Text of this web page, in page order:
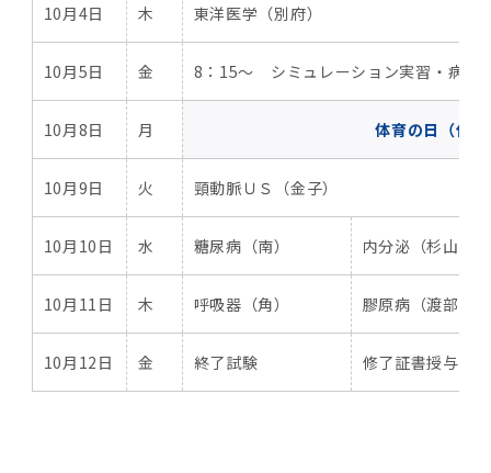
10月4日 木 東洋医学（別府）
10月5日 金 8：15～ シミュレーション実習・病
10月8日 月 体育の日（休
10月9日 火 頸動脈ＵＳ（金子）
10月10日 水 糖尿病（南） 内分泌（杉山）
10月11日 木 呼吸器（角） 膠原病（渡部）
10月12日 金 終了試験 修了証書授与